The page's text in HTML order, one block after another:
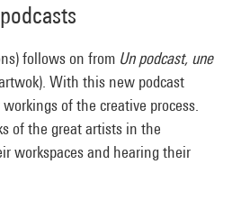
follows on from Un podcast, une
With this new podcast
of the creative process.
of the great artists in the
workspaces and hearing their